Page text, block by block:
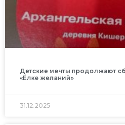
Детские мечты продолжают
«Ёлке желаний»
31.12.2025